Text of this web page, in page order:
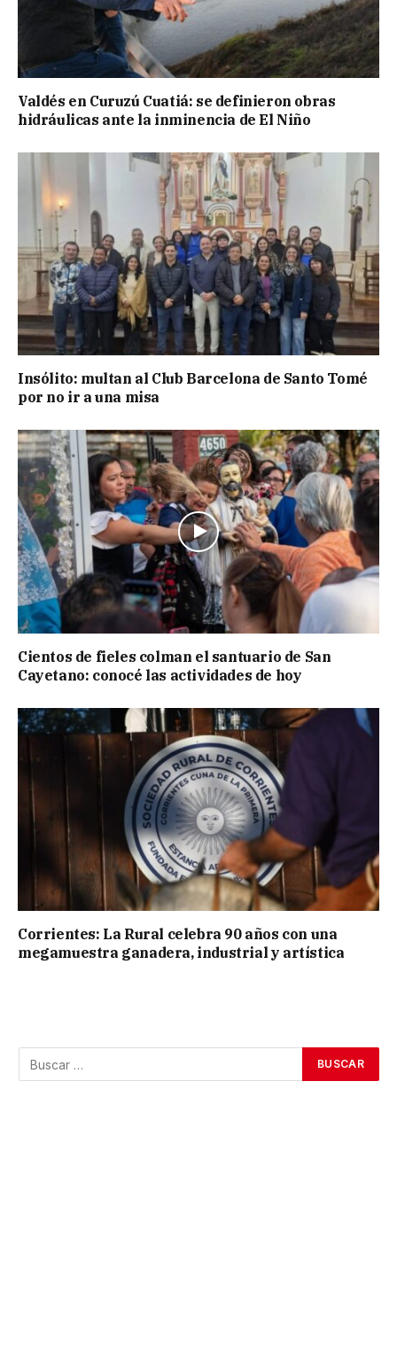
Valdés en Curuzú Cuatiá: se definieron obras
hidráulicas ante la inminencia de El Niño
Insólito: multan al Club Barcelona de Santo Tomé
por no ir a una misa
Cientos de fieles colman el santuario de San
Cayetano: conocé las actividades de hoy
Corrientes: La Rural celebra 90 años con una
megamuestra ganadera, industrial y artística